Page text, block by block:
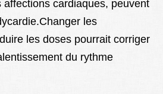
affections cardiaques, peuvent
les
les doses pourrait corriger
du rythme